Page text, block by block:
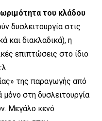
του κλάδου
δυσλειτουργία στις
και διακλαδικά), η
επιπτώσεις στο ίδιο
της παραγωγής από
στη δυσλειτουργία
Μεγάλο κενό